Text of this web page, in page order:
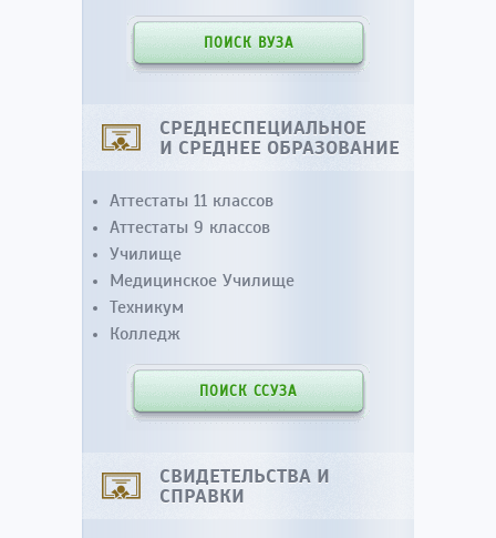
ПОИСК ВУЗА
СРЕДНЕСПЕЦИАЛЬНОЕ
И СРЕДНЕЕ ОБРАЗОВАНИЕ
Аттестаты 11 классов
Аттестаты 9 классов
Училище
Медицинское Училище
Техникум
Колледж
ПОИСК ССУЗА
СВИДЕТЕЛЬСТВА И
СПРАВКИ